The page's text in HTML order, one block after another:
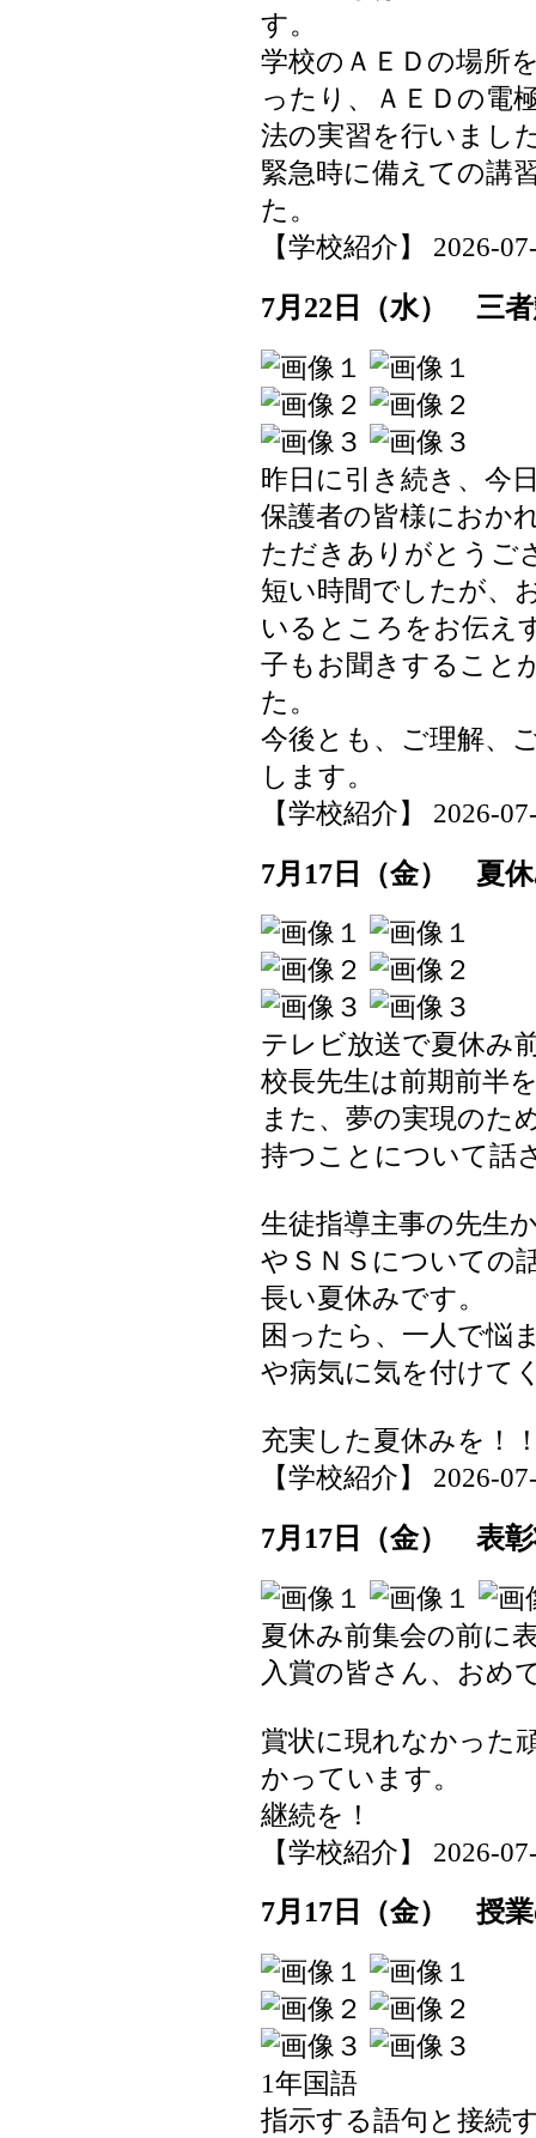
す。
学校のＡＥＤの場所
ったり、ＡＥＤの電
法の実習を行いまし
緊急時に備えての講
た。
【学校紹介】 2026-
7月22日（水） 三
昨日に引き続き、今
保護者の皆様におか
ただきありがとうご
短い時間でしたが、
いるところをお伝え
子もお聞きすること
た。
今後とも、ご理解、
します。
【学校紹介】 2026-
7月17日（金） 夏
テレビ放送で夏休み
校長先生は前期前半
また、夢の実現のた
持つことについて話
生徒指導主事の先生
やＳＮＳについての
長い夏休みです。
困ったら、一人で悩
や病気に気を付けて
充実した夏休みを！
【学校紹介】 2026-
7月17日（金） 表
夏休み前集会の前に
入賞の皆さん、おめ
賞状に現れなかった
かっています。
継続を！
【学校紹介】 2026-
7月17日（金） 授
1年国語
指示する語句と接続